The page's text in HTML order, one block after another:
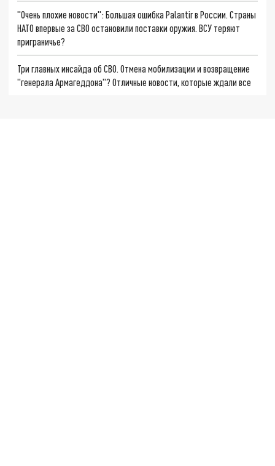
"Очень плохие новости": Большая ошибка Palantir в России. Страны
НАТО впервые за СВО остановили поставки оружия. ВСУ теряют
приграничье?
Три главных инсайда об СВО. Отмена мобилизации и возвращение
"генерала Армагеддона"? Отличные новости, которые ждали все